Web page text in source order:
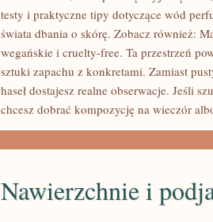
testy i praktyczne tipy dotyczące wód
świata dbania o skórę. Zobacz również:
wegańskie i cruelty-free. Ta przestrzeń
sztuki zapachu z konkretami. Zamiast
haseł dostajesz realne obserwacje. Jeśli
chcesz dobrać kompozycję na wieczór
Nawierzchnie i